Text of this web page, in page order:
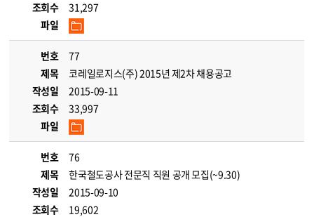
조회수
31,297
파일
번호
77
제목
코레일로지스(주) 2015년 제2차 채용공고
작성일
2015-09-11
조회수
33,997
파일
번호
76
제목
한국철도공사 전문직 직원 공개 모집(~9.30)
작성일
2015-09-10
조회수
19,602